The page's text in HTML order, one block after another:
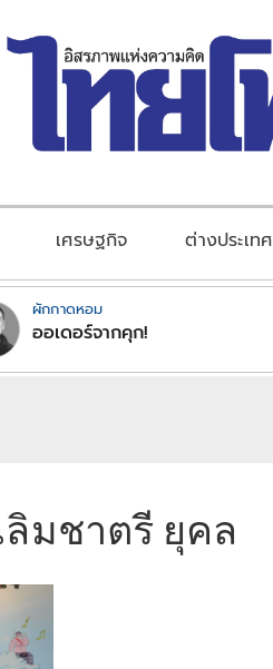
เศรษฐกิจ ต่างประเทศ
ผักกาดหอม
ออเดอร์จากคุก!
ลิมชาตรี ยุคล